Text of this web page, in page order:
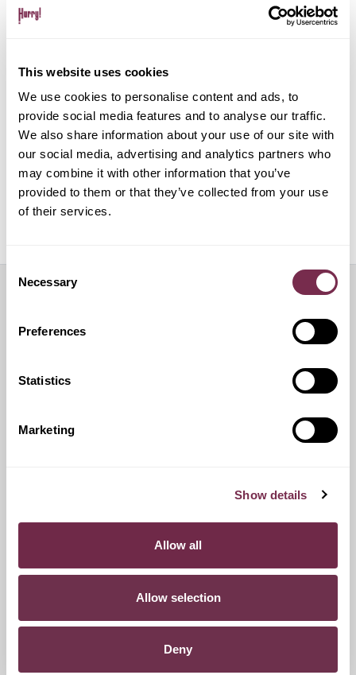
This website uses cookies
We use cookies to personalise content and ads, to
provide social media features and to analyse our traffic.
We also share information about your use of our site with
our social media, advertising and analytics partners who
may combine it with other information that you’ve
provided to them or that they’ve collected from your use
of their services.
Consent
Selection
Necessary
Preferences
Statistics
Marketing
Show details
Allow all
Allow selection
Deny
Gestione pratiche amministrative e multe
Gestione del noleggio tramite app su dispositivo
mobile
ALPHABET PAPERLESS Digital Onboarding
Off Mode: sospensione temporanea del noleggio
Ritiro Usato
I nostri esperti ti forniranno una valutazione gratuita della
Durante i mesi invernali potrai equipaggiare la tua vettura
dotazione), o in alternativa, qualora fosse possibile, con